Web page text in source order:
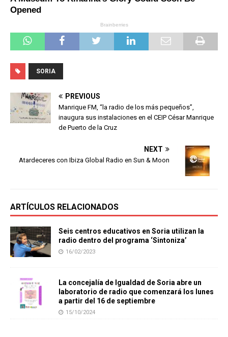
SORIA
PREVIOUS
Manrique FM, “la radio de los más pequeños”,
inaugura sus instalaciones en el CEIP César Manrique
de Puerto de la Cruz
NEXT
Atardeceres con Ibiza Global Radio en Sun & Moon
ARTÍCULOS RELACIONADOS
Seis centros educativos en Soria utilizan la
radio dentro del programa ‘Sintoniza’
16/02/2023
La concejalía de Igualdad de Soria abre un
laboratorio de radio que comenzará los lunes
a partir del 16 de septiembre
15/10/2024